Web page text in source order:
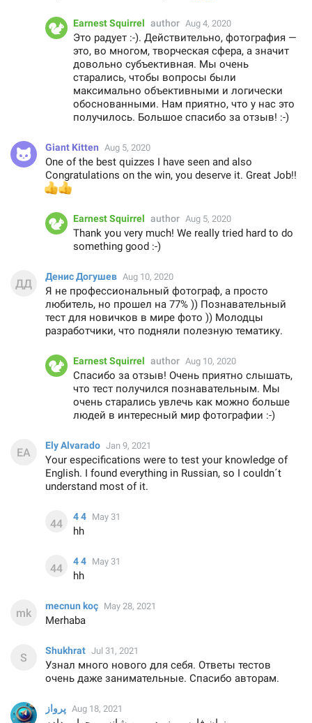
Earnest Squirrel author Aug 4, 2020
Это радует :-). Действительно, фотография —
это, во многом, творческая сфера, а значит
довольно субъективная. Мы очень
старались, чтобы вопросы были
максимально объективными и логически
обоснованными. Нам приятно, что у нас это
получилось. Большое спасибо за отзыв! :-)
Giant Kitten Aug 5, 2020
One of the best quizzes I have seen and also
Congratulations on the win, you deserve it. Great Job!!
Earnest Squirrel author Aug 5, 2020
Thank you very much! We really tried hard to do
something good :-)
Денис Догушев Aug 10, 2020
Я не профессиональный фотограф, а просто
любитель, но прошел на 77% )) Познавательный
тест для новичков в мире фото )) Молодцы
разработчики, что подняли полезную тематику.
Earnest Squirrel author Aug 10, 2020
Спасибо за отзыв! Очень приятно слышать,
что тест получился познавательным. Мы
очень старались увлечь как можно больше
людей в интересный мир фотографии :-)
Ely Alvarado Jan 9, 2021
Your especifications were to test your knowledge of
English. I found everything in Russian, so I couldn´t
understand most of it.
4 4 May 31
hh
4 4 May 31
hh
mecnun koç May 28, 2021
Merhaba
Shukhrat Jul 31, 2021
Узнал много нового для себя. Ответы тестов
очень даже занимательные. Спасибо авторам.
پرواز Aug 18, 2021